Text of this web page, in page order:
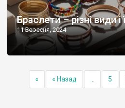
Браслети – різні види
11 Вересня, 2024
« « Назад 5